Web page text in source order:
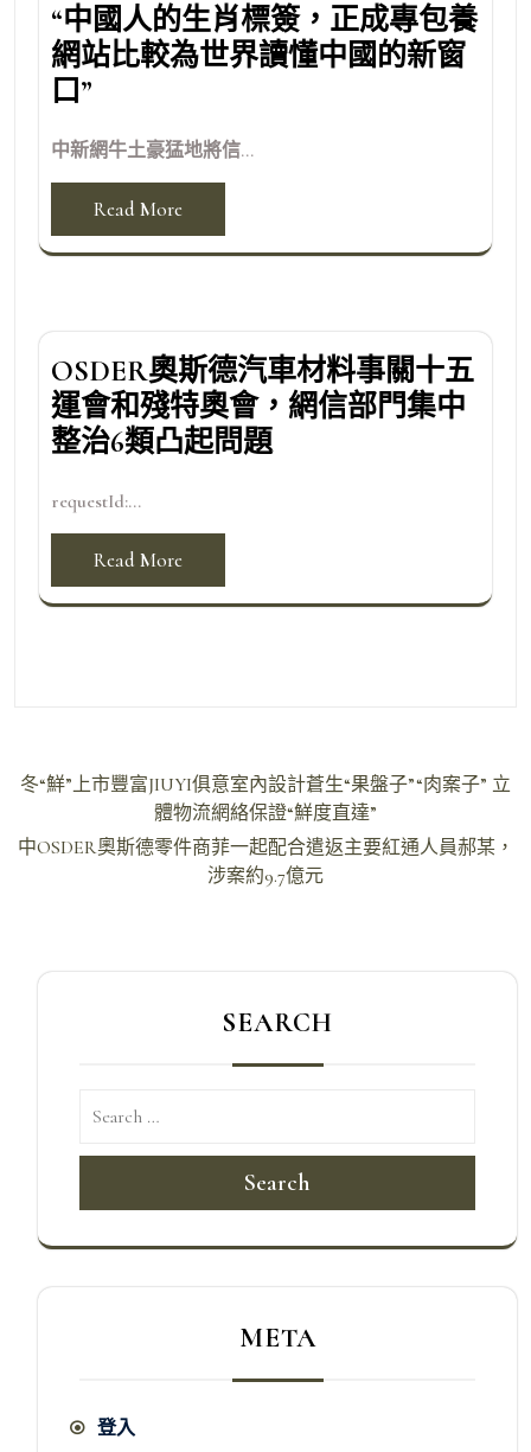
“中國人的生肖標簽，正成專包養
網站比較為世界讀懂中國的新窗
口”
中新網牛土豪猛地將信...
Read More
OSDER奧斯德汽車材料事關十五
運會和殘特奧會，網信部門集中
整治6類凸起問題
requestId:...
Read More
文
導
冬“鮮”上市豐富JIUYI俱意室內設計蒼生“果盤子”“肉案子” 立
體物流網絡保證“鮮度直達”
中OSDER奧斯德零件商菲一起配合遣返主要紅通人員郝某，
涉案約9.7億元
SEARCH
Search
META
登入